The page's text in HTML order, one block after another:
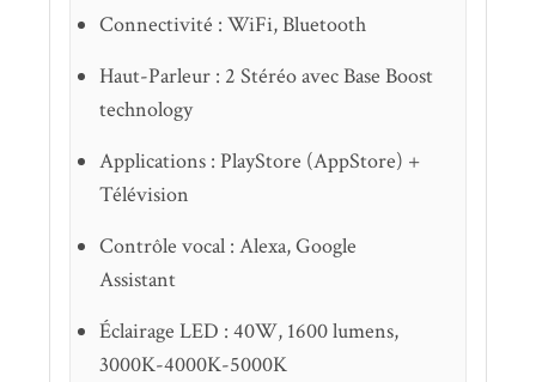
Connectivité : WiFi, Bluetooth
Haut-Parleur : 2 Stéréo avec Base Boost
technology
Applications : PlayStore (AppStore) +
Télévision
Contrôle vocal : Alexa, Google
Assistant
Éclairage LED : 40W, 1600 lumens,
3000K-4000K-5000K